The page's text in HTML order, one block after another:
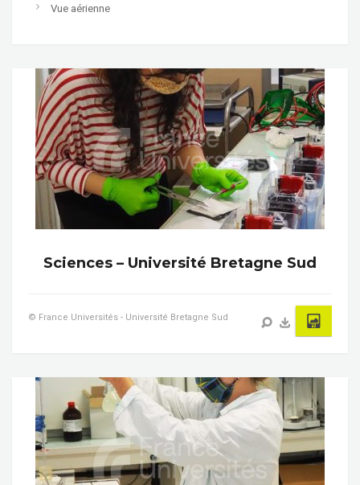
Vue aérienne
Sciences – Université Bretagne Sud
© France Universités - Université Bretagne Sud